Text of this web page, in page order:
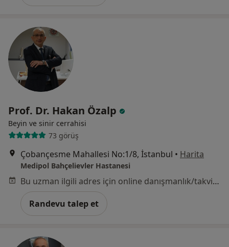
Prof. Dr. Hakan Özalp
Beyin ve sinir cerrahisi
73 görüş
Çobançesme Mahallesi No:1/8, İstanbul • Harita
Medipol Bahçelievler Hastanesi
Bu uzman ilgili adres için online danışmanlık/takvim sunmuyor.
Randevu talep et